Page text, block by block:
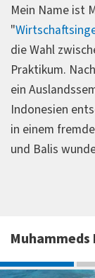
Mein Name ist
"
die Wahl
Praktikum.
ein
Indonesien
in einem
und Balis